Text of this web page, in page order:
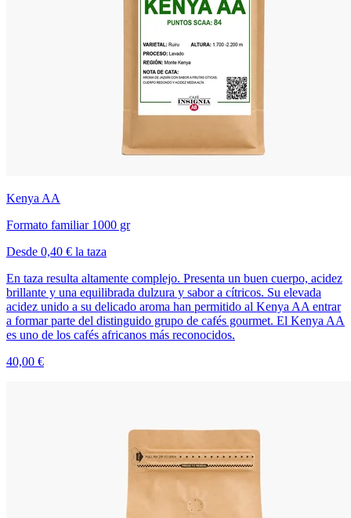
Kenya AA
Formato familiar 1000 gr
Desde 0,40 € la taza
En taza resulta altamente complejo. Presenta un buen cuerpo, acidez
brillante y una equilibrada dulzura y sabor a cítricos. Su elevada
acidez unido a su delicado aroma han permitido al Kenya AA entrar
a formar parte del distinguido grupo de cafés gourmet. El Kenya AA
es uno de los cafés africanos más reconocidos.
40,00 €